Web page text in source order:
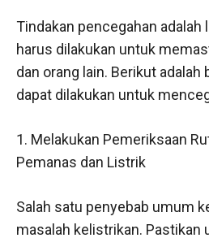
Tindakan pencegahan adalah
harus dilakukan untuk
dan orang lain. Berikut adalah
dapat dilakukan untuk
1. Melakukan Pemeriksaan
Pemanas dan Listrik
Salah satu penyebab umum
masalah kelistrikan. Pastikan